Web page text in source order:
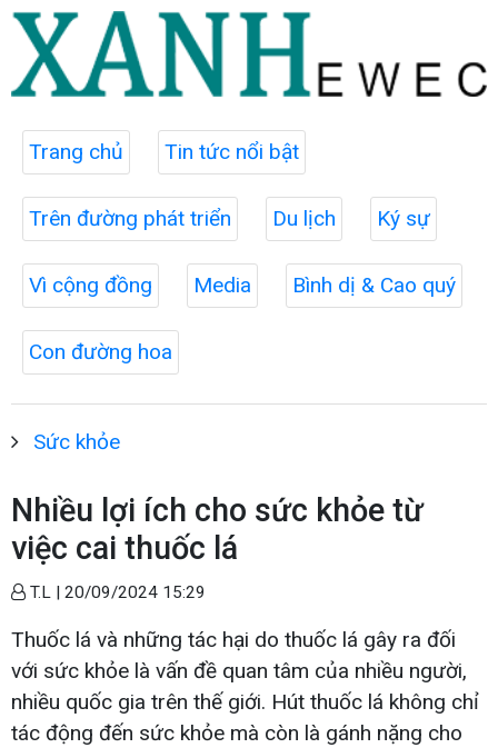
Trang chủ Tin tức nổi bật
Trên đường phát triển Du lịch Ký sự
Vì cộng đồng Media Bình dị & Cao quý
Con đường hoa
Sức khỏe
Nhiều lợi ích cho sức khỏe từ
việc cai thuốc lá
T.L | 20/09/2024 15:29
Thuốc lá và những tác hại do thuốc lá gây ra đối
với sức khỏe là vấn đề quan tâm của nhiều người,
nhiều quốc gia trên thế giới. Hút thuốc lá không chỉ
tác động đến sức khỏe mà còn là gánh nặng cho